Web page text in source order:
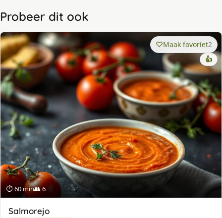
Probeer dit ook
⏱ 60 min👥 6
Maak favoriet2
👍
Salmorejo